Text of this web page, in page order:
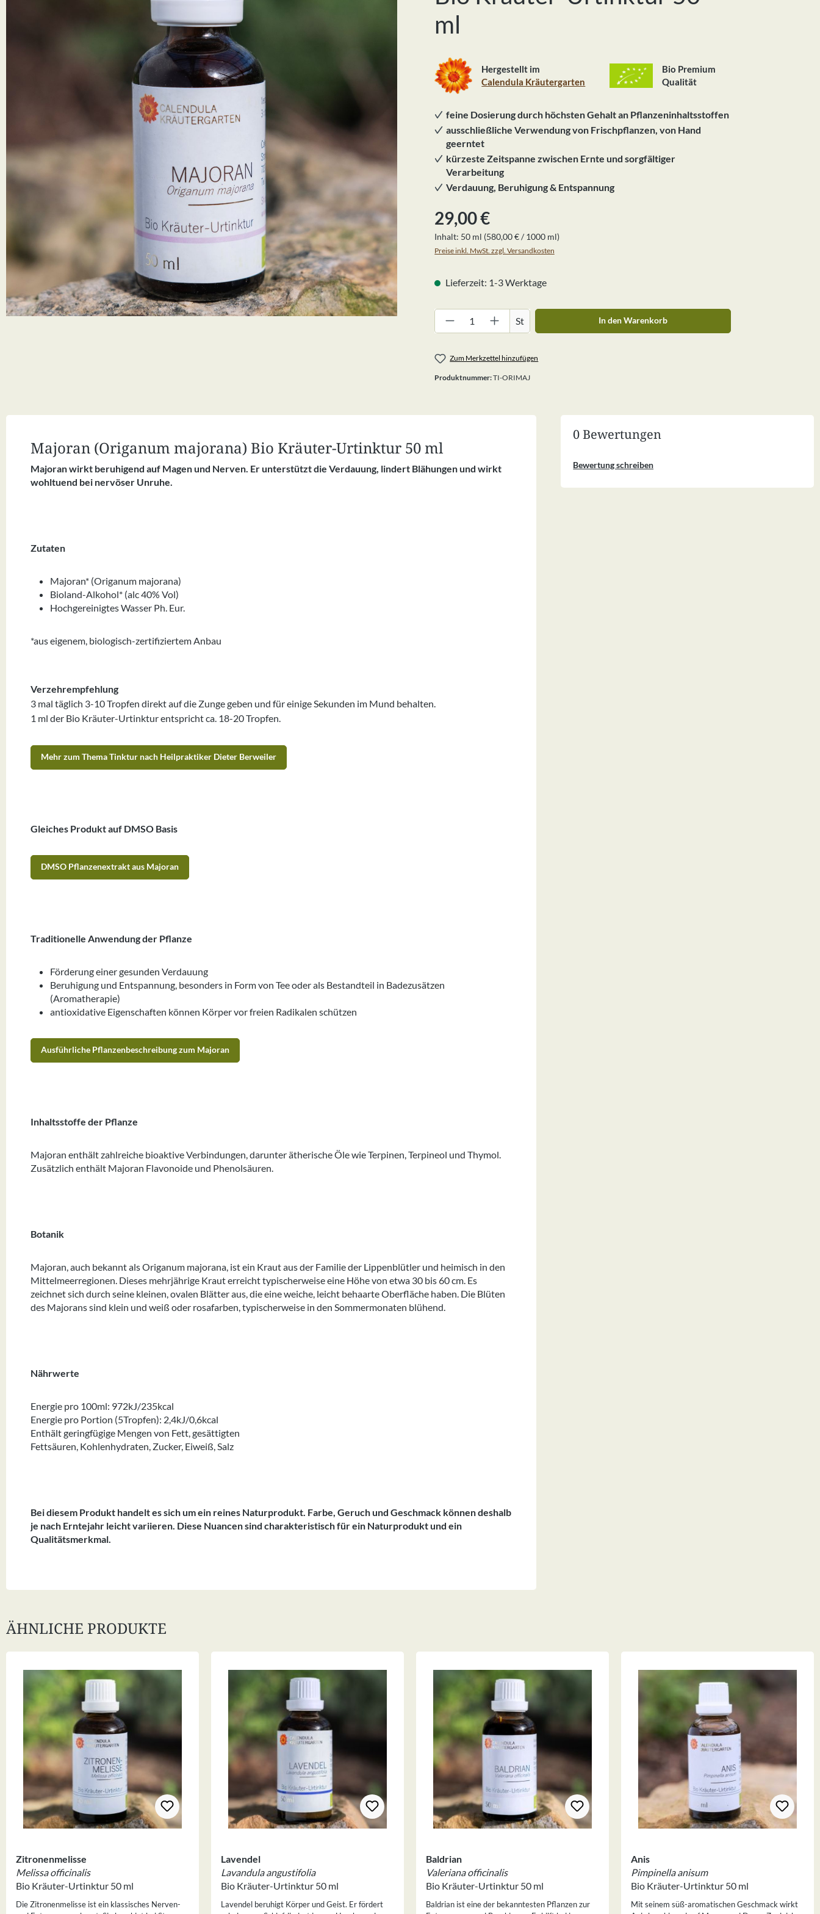
ml
Hergestellt im
Calendula Kräutergarten
Bio Premium
Qualität
feine Dosierung durch höchsten Gehalt an Pflanzeninhaltsstoffen
ausschließliche Verwendung von Frischpflanzen, von Hand
geerntet
kürzeste Zeitspanne zwischen Ernte und sorgfältiger
Verarbeitung
Verdauung, Beruhigung & Entspannung
Regulärer Preis:
29,00 €
Inhalt: 50 ml (580,00 € / 1000 ml)
Preise inkl. MwSt. zzgl. Versandkosten
Lieferzeit: 1-3 Werktage
Produkt Anzahl: Gib den gewünschten Wert ein oder
St In den Warenkorb
Zum Merkzettel hinzufügen
Produktnummer:TI-ORIMAJ
Majoran (Origanum majorana) Bio Kräuter-Urtinktur 50 ml
Majoran wirkt beruhigend auf Magen und Nerven. Er unterstützt die Verdauung, lindert Blähungen und wirkt
wohltuend bei nervöser Unruhe.
Zutaten
Majoran* (Origanum majorana)
Bioland-Alkohol* (alc 40% Vol)
Hochgereinigtes Wasser Ph. Eur.
*aus eigenem, biologisch-zertifiziertem Anbau
Verzehrempfehlung
3 mal täglich 3-10 Tropfen direkt auf die Zunge geben und für einige Sekunden im Mund behalten.
1 ml der Bio Kräuter-Urtinktur entspricht ca. 18-20 Tropfen.
Mehr zum Thema Tinktur nach Heilpraktiker Dieter Berweiler
Gleiches Produkt auf DMSO Basis
DMSO Pflanzenextrakt aus Majoran
Traditionelle Anwendung der Pflanze
Förderung einer gesunden Verdauung
Beruhigung und Entspannung, besonders in Form von Tee oder als Bestandteil in Badezusätzen
(Aromatherapie)
antioxidative Eigenschaften können Körper vor freien Radikalen schützen
Ausführliche Pflanzenbeschreibung zum Majoran
Inhaltsstoffe der Pflanze
Majoran enthält zahlreiche bioaktive Verbindungen, darunter ätherische Öle wie Terpinen, Terpineol und Thymol.
Zusätzlich enthält Majoran Flavonoide und Phenolsäuren.
Botanik
Majoran, auch bekannt als Origanum majorana, ist ein Kraut aus der Familie der Lippenblütler und heimisch in den
Mittelmeerregionen. Dieses mehrjährige Kraut erreicht typischerweise eine Höhe von etwa 30 bis 60 cm. Es
zeichnet sich durch seine kleinen, ovalen Blätter aus, die eine weiche, leicht behaarte Oberfläche haben. Die Blüten
des Majorans sind klein und weiß oder rosafarben, typischerweise in den Sommermonaten blühend.
Nährwerte
Energie pro 100ml: 972kJ/235kcal
Energie pro Portion (5Tropfen): 2,4kJ/0,6kcal
Enthält geringfügige Mengen von Fett, gesättigten
Fettsäuren, Kohlenhydraten, Zucker, Eiweiß, Salz
Bei diesem Produkt handelt es sich um ein reines Naturprodukt. Farbe, Geruch und Geschmack können deshalb
je nach Erntejahr leicht variieren. Diese Nuancen sind charakteristisch für ein Naturprodukt und ein
Qualitätsmerkmal.
0 Bewertungen
Bewertung schreiben
ÄHNLICHE PRODUKTE
Zitronenmelisse
Melissa officinalis
Bio Kräuter-Urtinktur 50 ml
Die Zitronenmelisse ist ein klassisches Nerven-
Lavendel
Lavandula angustifolia
Bio Kräuter-Urtinktur 50 ml
Lavendel beruhigt Körper und Geist. Er fördert
Baldrian
Valeriana officinalis
Bio Kräuter-Urtinktur 50 ml
Baldrian ist eine der bekanntesten Pflanzen zur
Anis
Pimpinella anisum
Bio Kräuter-Urtinktur 50 ml
Mit seinem süß-aromatischen Geschmack wirkt